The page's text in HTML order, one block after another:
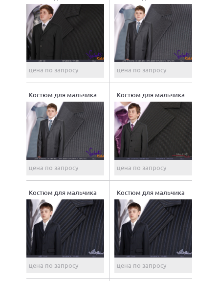
цена по запросу цена по запросу
Костюм для мальчика
цена по запросу
Костюм для мальчика
цена по запросу
Костюм для мальчика
цена по запросу
Костюм для мальчика
цена по запросу